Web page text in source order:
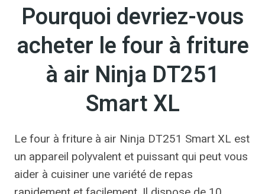
Pourquoi devriez-vous
acheter le four à friture
à air Ninja DT251
Smart XL
Le four à friture à air Ninja DT251 Smart XL est
un appareil polyvalent et puissant qui peut vous
aider à cuisiner une variété de repas